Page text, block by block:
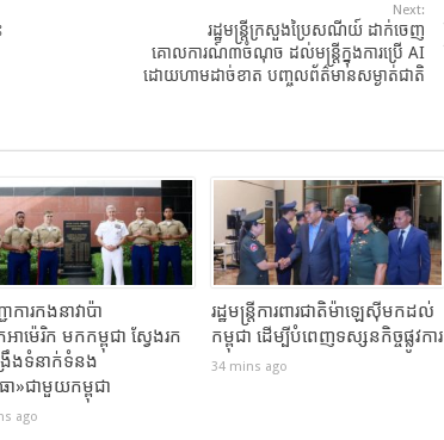
Next:
រដ្ឋមន្រ្តីក្រសួងប្រៃសណីយ៍ ដាក់ចេញ
គោលការណ៍៣ចំណុច ដល់មន្ដ្រីក្នុងការប្រើ AI
ដោយហាមដាច់ខាត បញ្ចូលព័ត៌មានសម្ងាត់ជាតិ
ការកងនាវាប៉ា
ាម៉េរិក មកកម្ពុជា ស្វែងរក
រឹងទំនាក់ទំនង
»ជាមួយកម្ពុជា
ago
រដ្ឋមន្ត្រីការពារជាតិម៉ាឡេស៊ីមកដល់
កម្ពុជា ដើម្បីបំពេញទស្សនកិច្ចផ្លូវការ
34 mins ago